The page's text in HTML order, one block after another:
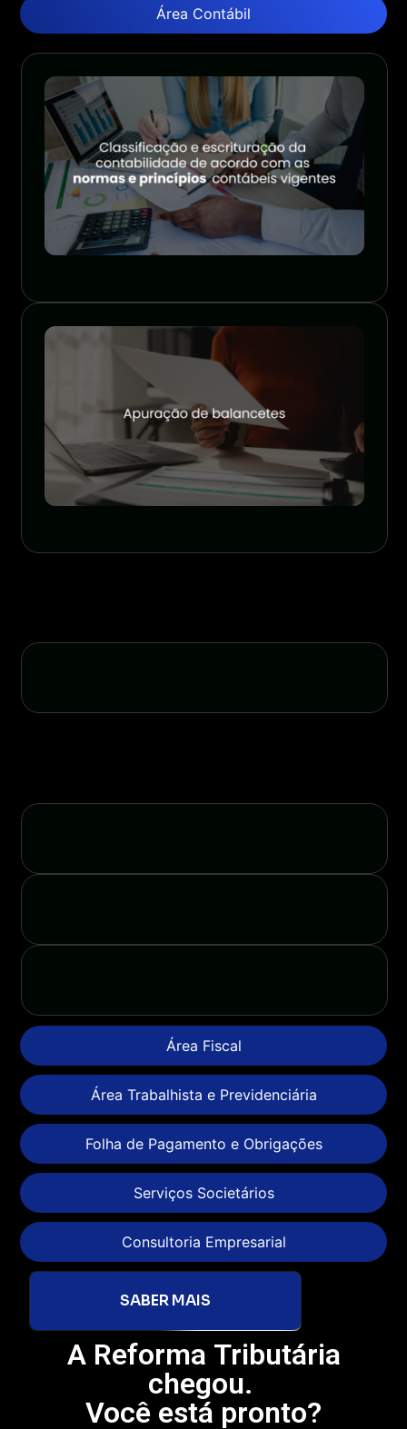
Área Contábil
Área Fiscal
Área Trabalhista e Previdenciária
Folha de Pagamento e Obrigações
Serviços Societários
Consultoria Empresarial
SABER MAIS
A Reforma Tributária
chegou.
Você está pronto?